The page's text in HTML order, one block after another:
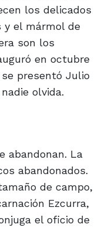
los delicados
y el mármol de
son los
en octubre
presentó Julio
olvida.
abandonan. La
abandonados.
de campo,
Ezcurra,
el oficio de